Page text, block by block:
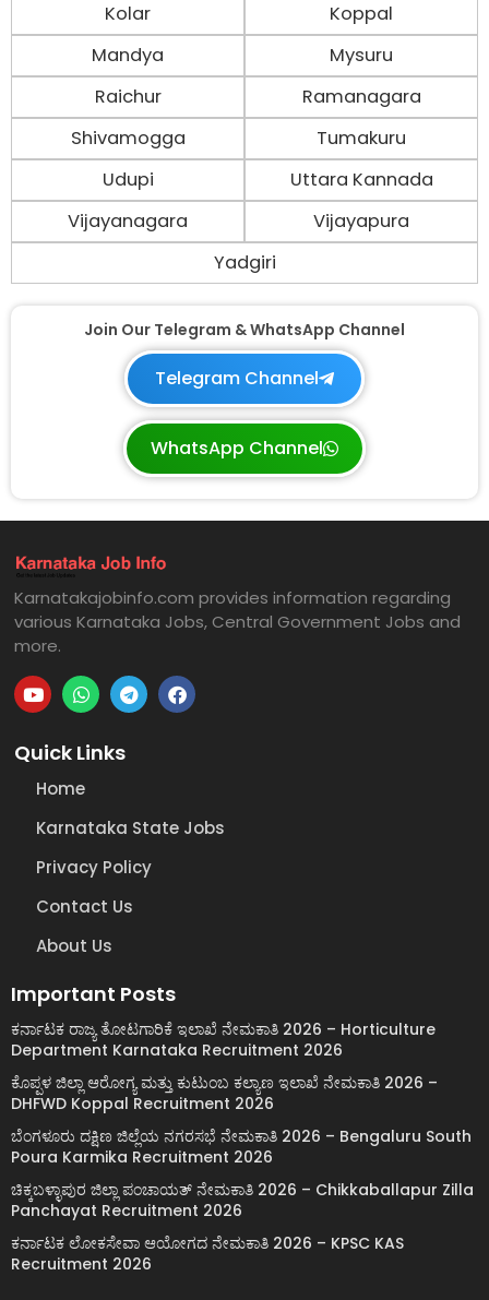
Kolar
Koppal
Mandya
Mysuru
Raichur
Ramanagara
Shivamogga
Tumakuru
Udupi
Uttara Kannada
Vijayanagara
Vijayapura
Yadgiri
Join Our Telegram & WhatsApp Channel
Telegram Channel
WhatsApp Channel
Karnatakajobinfo.com provides information regarding
various Karnataka Jobs, Central Government Jobs and
more.
Quick Links
Home
Karnataka State Jobs
Privacy Policy
Contact Us
About Us
Important Posts
ಕರ್ನಾಟಕ ರಾಜ್ಯ ತೋಟಗಾರಿಕೆ ಇಲಾಖೆ ನೇಮಕಾತಿ 2026 – Horticulture
Department Karnataka Recruitment 2026
ಕೊಪ್ಪಳ ಜಿಲ್ಲಾ ಆರೋಗ್ಯ ಮತ್ತು ಕುಟುಂಬ ಕಲ್ಯಾಣ ಇಲಾಖೆ ನೇಮಕಾತಿ 2026 –
DHFWD Koppal Recruitment 2026
ಬೆಂಗಳೂರು ದಕ್ಷಿಣ ಜಿಲ್ಲೆಯ ನಗರಸಭೆ ನೇಮಕಾತಿ 2026 – Bengaluru South
Poura Karmika Recruitment 2026
ಚಿಕ್ಕಬಳ್ಳಾಪುರ ಜಿಲ್ಲಾ ಪಂಚಾಯತ್ ನೇಮಕಾತಿ 2026 – Chikkaballapur Zilla
Panchayat Recruitment 2026
ಕರ್ನಾಟಕ ಲೋಕಸೇವಾ ಆಯೋಗದ ನೇಮಕಾತಿ 2026 – KPSC KAS
Recruitment 2026